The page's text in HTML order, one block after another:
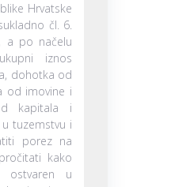
Hrvatske
čl. 6.
a po načelu
iznos
dohotka od
od imovine i
kapitala i
tuzemstvu i
porez na
kako
ostvaren u